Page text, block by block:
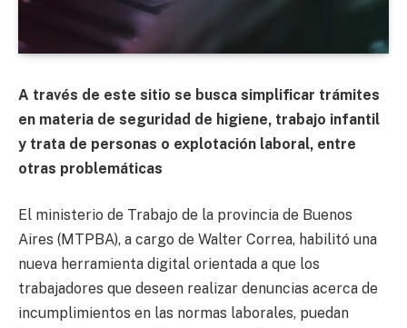
A través de este sitio se busca simplificar trámites
en materia de seguridad de higiene, trabajo infantil
y trata de personas o explotación laboral, entre
otras problemáticas
El ministerio de Trabajo de la provincia de Buenos
Aires (MTPBA), a cargo de Walter Correa, habilitó una
nueva herramienta digital orientada a que los
trabajadores que deseen realizar denuncias acerca de
incumplimientos en las normas laborales, puedan